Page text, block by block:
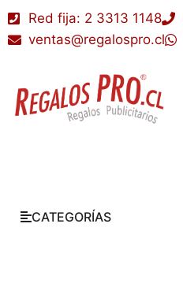
Red fija: 2 3313 1148
ventas@regalospro.cl
CATEGORÍAS